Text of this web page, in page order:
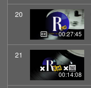
20
00:27:45
21
00:14:08